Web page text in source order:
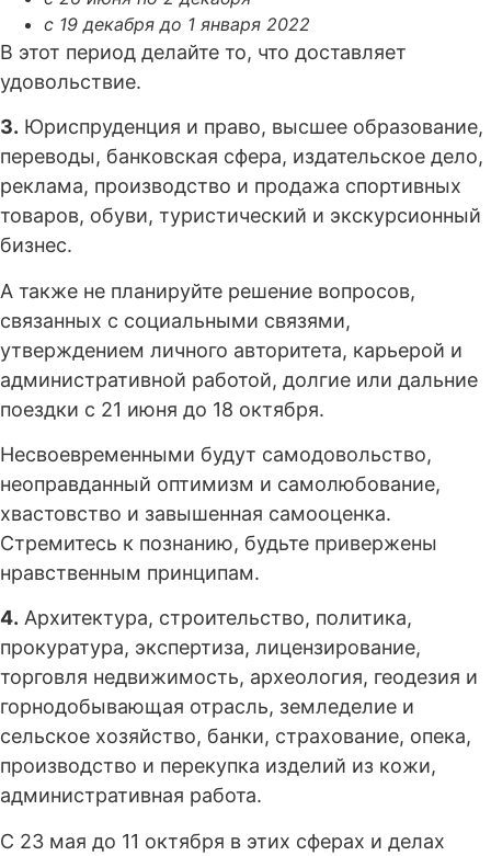
с 19 декабря до 1 января 2022
В этот период делайте то, что доставляет
удовольствие.
3. Юриспруденция и право, высшее образование,
переводы, банковская сфера, издательское дело,
реклама, производство и продажа спортивных
товаров, обуви, туристический и экскурсионный
бизнес.
А также не планируйте решение вопросов,
связанных с социальными связями,
утверждением личного авторитета, карьерой и
административной работой, долгие или дальние
поездки с 21 июня до 18 октября.
Несвоевременными будут самодовольство,
неоправданный оптимизм и самолюбование,
хвастовство и завышенная самооценка.
Стремитесь к познанию, будьте привержены
нравственным принципам.
4. Архитектура, строительство, политика,
прокуратура, экспертиза, лицензирование,
торговля недвижимость, археология, геодезия и
горнодобывающая отрасль, земледелие и
сельское хозяйство, банки, страхование, опека,
производство и перекупка изделий из кожи,
административная работа.
С 23 мая до 11 октября в этих сферах и делах